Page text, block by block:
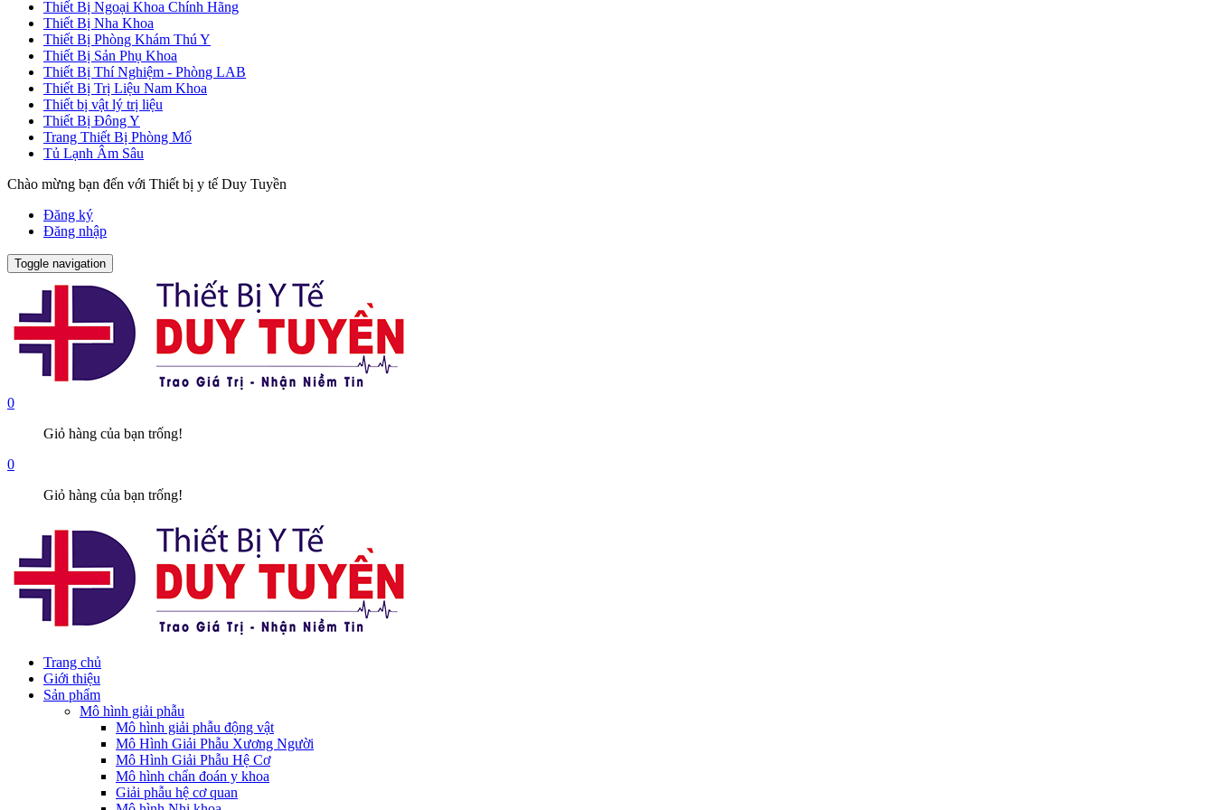
Thiết Bị Ngoại Khoa Chính Hãng
Thiết Bị Nha Khoa
Thiết Bị Phòng Khám Thú Y
Thiết Bị Sản Phụ Khoa
Thiết Bị Thí Nghiệm - Phòng LAB
Thiết Bị Trị Liệu Nam Khoa
Thiết bị vật lý trị liệu
Thiết Bị Đông Y
Trang Thiết Bị Phòng Mổ
Tủ Lạnh Âm Sâu
Chào mừng bạn đến với Thiết bị y tế Duy Tuyền
Đăng ký
Đăng nhập
Toggle navigation
0
Giỏ hàng của bạn trống!
0
Giỏ hàng của bạn trống!
Trang chủ
Giới thiệu
Sản phẩm
Mô hình giải phẫu
Mô hình giải phẫu động vật
Mô Hình Giải Phẫu Xương Người
Mô Hình Giải Phẫu Hệ Cơ
Mô hình chẩn đoán y khoa
Giải phẫu hệ cơ quan